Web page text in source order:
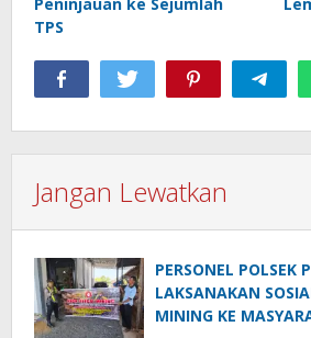
TPS
Jangan Lewatkan
PERSONEL POLSEK
LAKSANAKAN
MINING KE